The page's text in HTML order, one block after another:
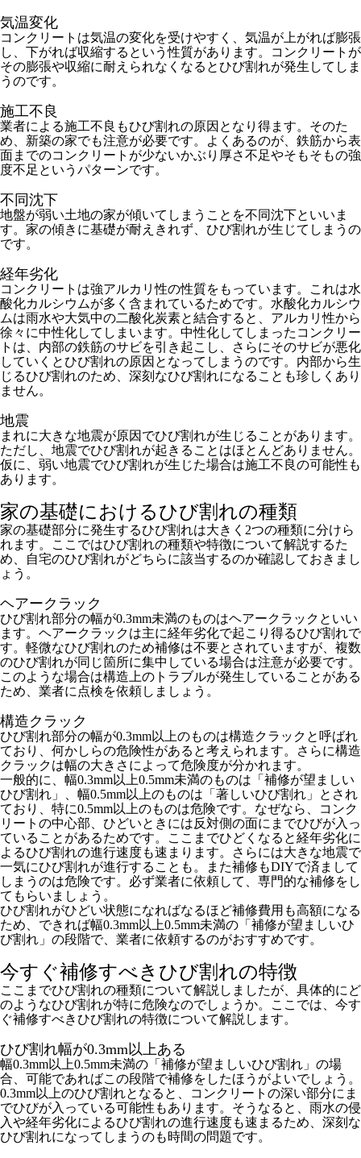
気温変化
コンクリートは気温の変化を受けやすく、気温が上がれば膨張
し、下がれば収縮するという性質があります。コンクリートが
その膨張や収縮に耐えられなくなるとひび割れが発生してしま
うのです。
施工不良
業者による施工不良もひび割れの原因となり得ます。そのた
め、新築の家でも注意が必要です。よくあるのが、鉄筋から表
面までのコンクリートが少ないかぶり厚さ不足やそもそもの強
度不足というパターンです。
不同沈下
地盤が弱い土地の家が傾いてしまうことを不同沈下といいま
す。家の傾きに基礎が耐えきれず、ひび割れが生じてしまうの
です。
経年劣化
コンクリートは強アルカリ性の性質をもっています。これは水
酸化カルシウムが多く含まれているためです。水酸化カルシウ
ムは雨水や大気中の二酸化炭素と結合すると、アルカリ性から
徐々に中性化してしまいます。中性化してしまったコンクリー
トは、内部の鉄筋のサビを引き起こし、さらにそのサビが悪化
していくとひび割れの原因となってしまうのです。内部から生
じるひび割れのため、深刻なひび割れになることも珍しくあり
ません。
地震
まれに大きな地震が原因でひび割れが生じることがあります。
ただし、地震でひび割れが起きることはほとんどありません。
仮に、弱い地震でひび割れが生じた場合は施工不良の可能性も
あります。
家の基礎におけるひび割れの種類
家の基礎部分に発生するひび割れは大きく2つの種類に分けら
れます。ここではひび割れの種類や特徴について解説するた
め、自宅のひび割れがどちらに該当するのか確認しておきまし
ょう。
ヘアークラック
ひび割れ部分の幅が0.3mm未満のものはヘアークラックといい
ます。ヘアークラックは主に経年劣化で起こり得るひび割れで
す。軽微なひび割れのため補修は不要とされていますが、複数
のひび割れが同じ箇所に集中している場合は注意が必要です。
このような場合は構造上のトラブルが発生していることがある
ため、業者に点検を依頼しましょう。
構造クラック
ひび割れ部分の幅が0.3mm以上のものは構造クラックと呼ばれ
ており、何かしらの危険性があると考えられます。さらに構造
クラックは幅の大きさによって危険度が分かれます。
一般的に、幅0.3mm以上0.5mm未満のものは「補修が望ましい
ひび割れ」、幅0.5mm以上のものは「著しいひび割れ」とされ
ており、特に0.5mm以上のものは危険です。なぜなら、コンク
リートの中心部、ひどいときには反対側の面にまでひびが入っ
ていることがあるためです。ここまでひどくなると経年劣化に
よるひび割れの進行速度も速まります。さらには大きな地震で
一気にひび割れが進行することも。また補修もDIYで済まして
しまうのは危険です。必ず業者に依頼して、専門的な補修をし
てもらいましょう。
ひび割れがひどい状態になればなるほど補修費用も高額になる
ため、できれば幅0.3mm以上0.5mm未満の「補修が望ましいひ
び割れ」の段階で、業者に依頼するのがおすすめです。
今すぐ補修すべきひび割れの特徴
ここまでひび割れの種類について解説しましたが、具体的にど
のようなひび割れが特に危険なのでしょうか。ここでは、今す
ぐ補修すべきひび割れの特徴について解説します。
ひび割れ幅が0.3mm以上ある
幅0.3mm以上0.5mm未満の「補修が望ましいひび割れ」の場
合、可能であればこの段階で補修をしたほうがよいでしょう。
0.3mm以上のひび割れとなると、コンクリートの深い部分にま
でひびが入っている可能性もあります。そうなると、雨水の侵
入や経年劣化によるひび割れの進行速度も速まるため、深刻な
ひび割れになってしまうのも時間の問題です。